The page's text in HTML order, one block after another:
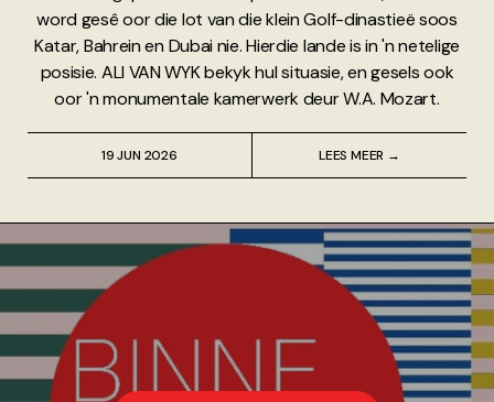
word gesê oor die lot van die klein Golf-dinastieë soos
Katar, Bahrein en Dubai nie. Hierdie lande is in 'n netelige
posisie. ALI VAN WYK bekyk hul situasie, en gesels ook
oor 'n monumentale kamerwerk deur W.A. Mozart.
19 JUN 2026 LEES MEER →